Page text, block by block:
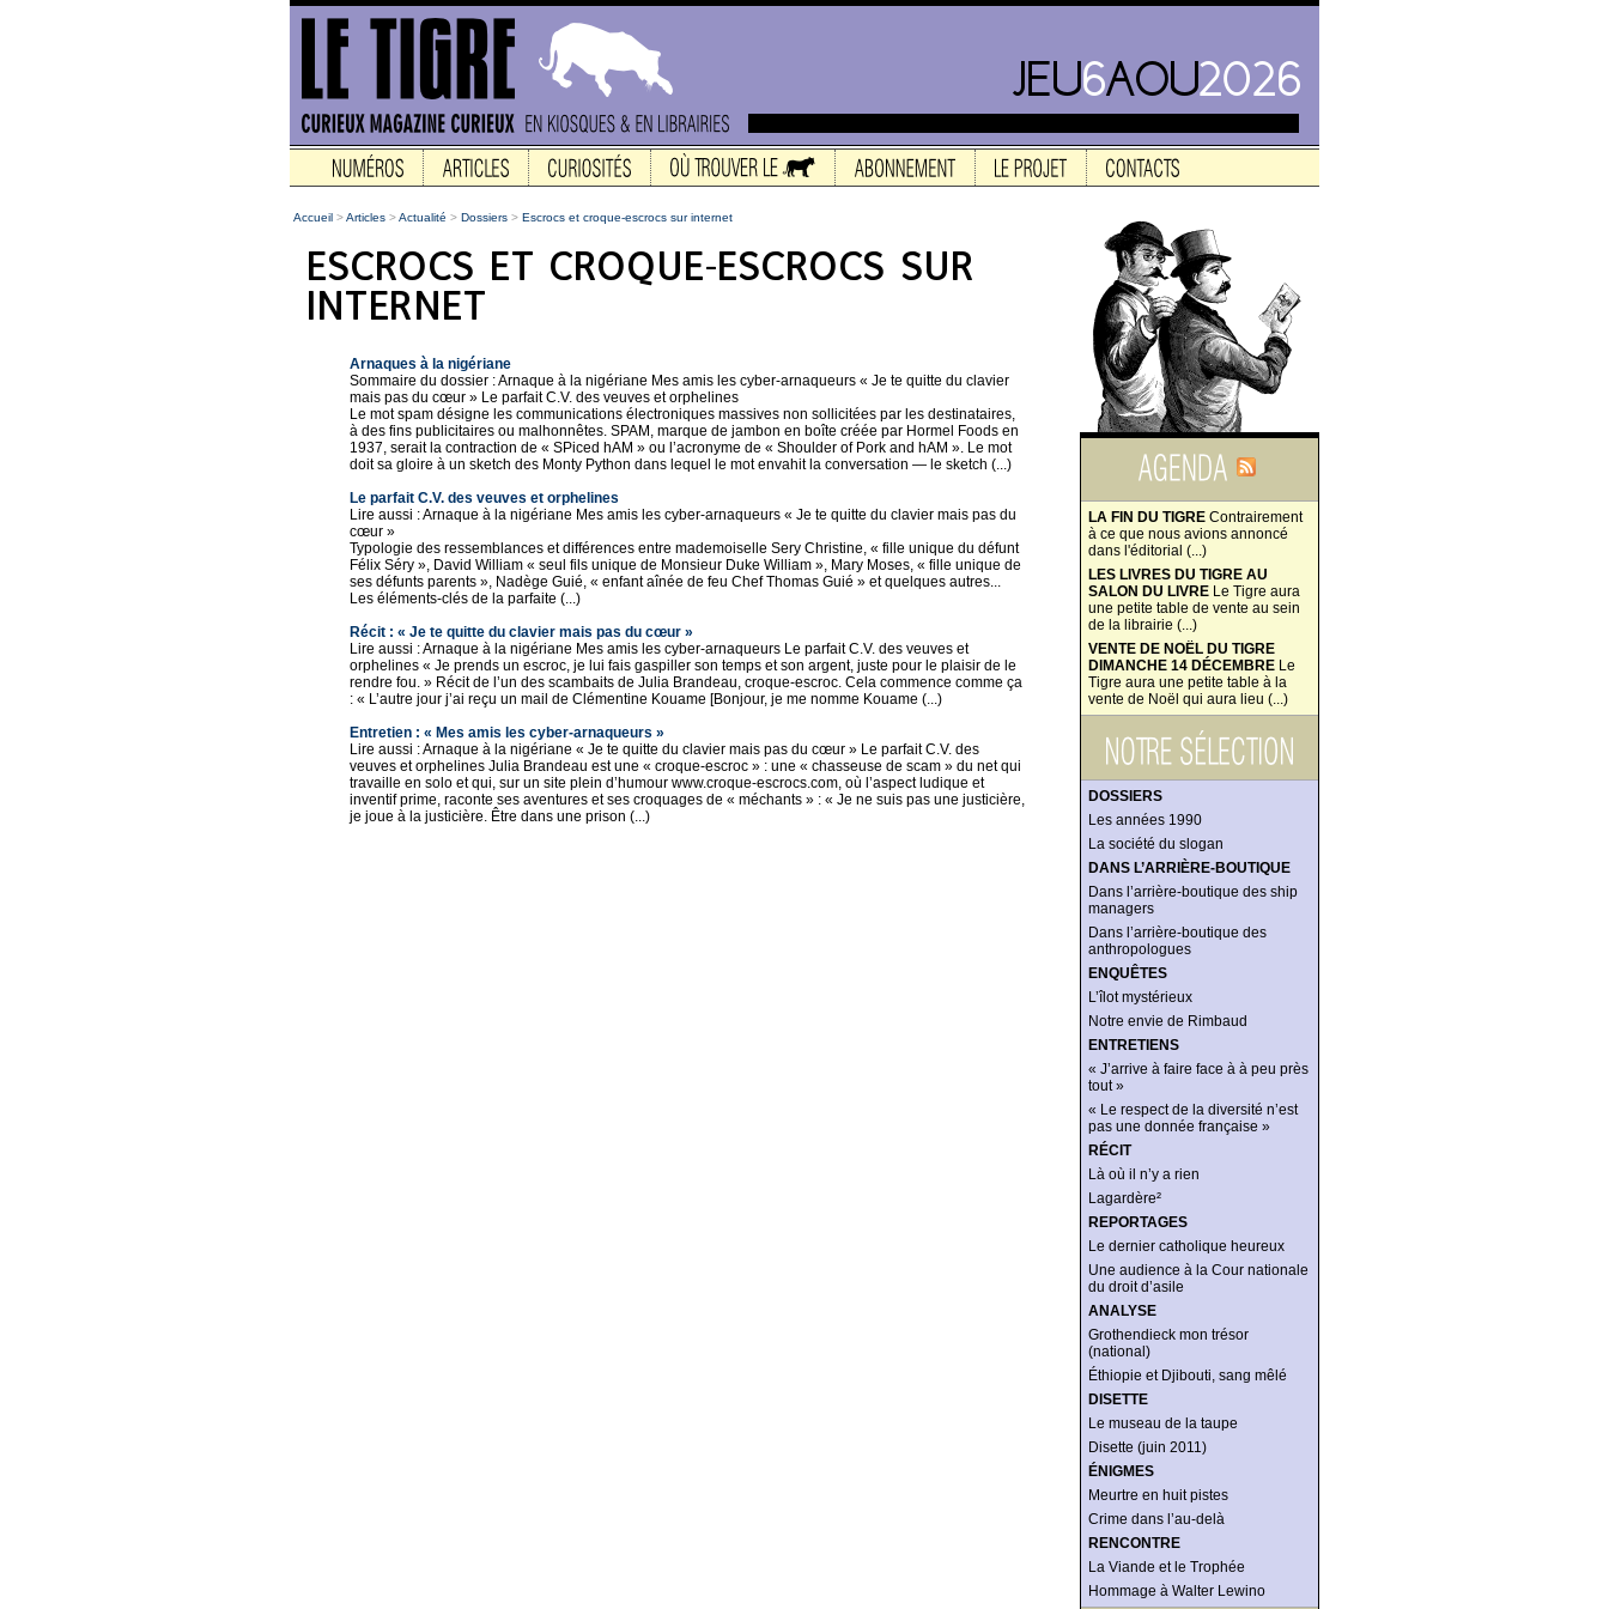
LA FIN DU TIGRE Contrairement
à ce que nous avions annoncé
dans l'éditorial (...)
LES LIVRES DU TIGRE AU
SALON DU LIVRE Le Tigre aura
une petite table de vente au sein
de la librairie (...)
VENTE DE NOËL DU TIGRE
DIMANCHE 14 DÉCEMBRE Le
Tigre aura une petite table à la
vente de Noël qui aura lieu (...)
DOSSIERS
Les années 1990
La société du slogan
DANS L’ARRIÈRE-BOUTIQUE
Dans l’arrière-boutique des ship
managers
Dans l’arrière-boutique des
anthropologues
ENQUÊTES
L’îlot mystérieux
Notre envie de Rimbaud
ENTRETIENS
« J’arrive à faire face à à peu près
tout »
« Le respect de la diversité n’est
pas une donnée française »
RÉCIT
Là où il n’y a rien
Lagardère²
REPORTAGES
Le dernier catholique heureux
Une audience à la Cour nationale
du droit d’asile
ANALYSE
Grothendieck mon trésor
(national)
Éthiopie et Djibouti, sang mêlé
DISETTE
Le museau de la taupe
Disette (juin 2011)
ÉNIGMES
Meurtre en huit pistes
Crime dans l’au-delà
RENCONTRE
La Viande et le Trophée
Hommage à Walter Lewino
Accueil >Articles >Actualité > Dossiers > Escrocs et croque-escrocs sur internet
Arnaques à la nigériane
Sommaire du dossier : Arnaque à la nigériane Mes amis les cyber-arnaqueurs « Je te quitte du clavier
mais pas du cœur » Le parfait C.V. des veuves et orphelines
Le mot spam désigne les communications électroniques massives non sollicitées par les destinataires,
à des fins publicitaires ou malhonnêtes. SPAM, marque de jambon en boîte créée par Hormel Foods en
1937, serait la contraction de « SPiced hAM » ou l’acronyme de « Shoulder of Pork and hAM ». Le mot
doit sa gloire à un sketch des Monty Python dans lequel le mot envahit la conversation — le sketch (...)
Le parfait C.V. des veuves et orphelines
Lire aussi : Arnaque à la nigériane Mes amis les cyber-arnaqueurs « Je te quitte du clavier mais pas du
cœur »
Typologie des ressemblances et différences entre mademoiselle Sery Christine, « fille unique du défunt
Félix Séry », David William « seul fils unique de Monsieur Duke William », Mary Moses, « fille unique de
ses défunts parents », Nadège Guié, « enfant aînée de feu Chef Thomas Guié » et quelques autres...
Les éléments-clés de la parfaite (...)
Récit : « Je te quitte du clavier mais pas du cœur »
Lire aussi : Arnaque à la nigériane Mes amis les cyber-arnaqueurs Le parfait C.V. des veuves et
orphelines « Je prends un escroc, je lui fais gaspiller son temps et son argent, juste pour le plaisir de le
rendre fou. » Récit de l’un des scambaits de Julia Brandeau, croque-escroc. Cela commence comme ça
: « L’autre jour j’ai reçu un mail de Clémentine Kouame [Bonjour, je me nomme Kouame (...)
Entretien : « Mes amis les cyber-arnaqueurs »
Lire aussi : Arnaque à la nigériane « Je te quitte du clavier mais pas du cœur » Le parfait C.V. des
veuves et orphelines Julia Brandeau est une « croque-escroc » : une « chasseuse de scam » du net qui
travaille en solo et qui, sur un site plein d’humour www.croque-escrocs.com, où l’aspect ludique et
inventif prime, raconte ses aventures et ses croquages de « méchants » : « Je ne suis pas une justicière,
je joue à la justicière. Être dans une prison (...)